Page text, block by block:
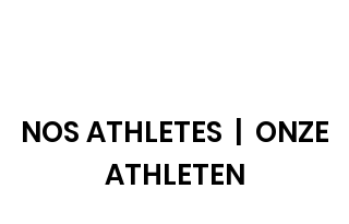
NOS ATHLETES | ONZE
ATHLETEN